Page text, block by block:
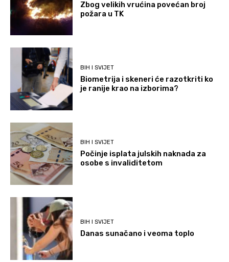
Zbog velikih vrućina povećan broj
požara u TK
BIH I SVIJET
Biometrija i skeneri će razotkriti ko
je ranije krao na izborima?
BIH I SVIJET
Počinje isplata julskih naknada za
osobe s invaliditetom
BIH I SVIJET
Danas sunačano i veoma toplo